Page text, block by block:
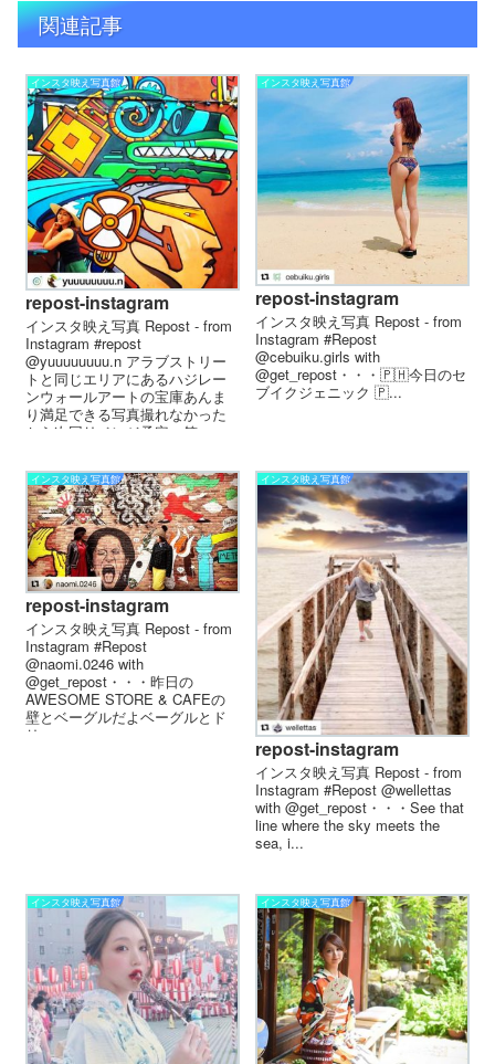
関連記事
インスタ映え写真館
repost-instagram
インスタ映え写真 Repost - from
Instagram #repost
@yuuuuuuuu.n アラブストリー
トと同じエリアにあるハジレー
ンウォールアートの宝庫あんま
り満足できる写真撮れなかった
から次回リベンジ予定。笑...
インスタ映え写真館
repost-instagram
インスタ映え写真 Repost - from
Instagram #Repost
@cebuiku.girls with
@get_repost・・・🇵🇭今日のセ
ブイクジェニック 🇵...
インスタ映え写真館
repost-instagram
インスタ映え写真 Repost - from
Instagram #Repost
@naomi.0246 with
@get_repost・・・昨日の
AWESOME STORE & CAFEの
壁とベーグルだよベーグルとド
リ...
インスタ映え写真館
repost-instagram
インスタ映え写真 Repost - from
Instagram #Repost @wellettas
with @get_repost・・・See that
line where the sky meets the
sea, i...
インスタ映え写真館 インスタ映え写真館